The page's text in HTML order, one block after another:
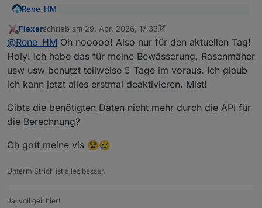
Rene_HM
auch auf Gefahr hin, dass die Frage schon mal
Thema sunduration. Leider ist nur der
Datenpunkt bei Day1 einmal enthalten.
persönlich eine Katastrophe
Eine kurze Suche ohne KI bringt dich sofort zur
Erklärung:
https://forum.iobroker.net/topic/5347/adapter-
daswetter/1517
oder im github
https://github.com/rg-
engineering/ioBroker.daswetter/issues/476
Was heisst " Debug ist sauber"? wird da geloggt,
dass sunshine duration berechnet wird? Im log muss
irgendwas mit "CalculateSunshineDuration"
Offline
Flexerschrieb am 29. Apr. 2026, 17:33
zuletzt editiert von Flexer
@Rene_HM Oh nooooo! Also nur für den aktuellen Tag!
Holy! Ich habe das für meine Bewässerung, Rasenmäher
usw usw benutzt teilweise 5 Tage im voraus. Ich glaub
ich kann jetzt alles erstmal deaktivieren. Mist!
Gibts die benötigten Daten nicht mehr durch die API für
die Berechnung?
Oh gott meine vis 😫😢
Unterm Strich ist alles besser.
Ja, voll geil hier!